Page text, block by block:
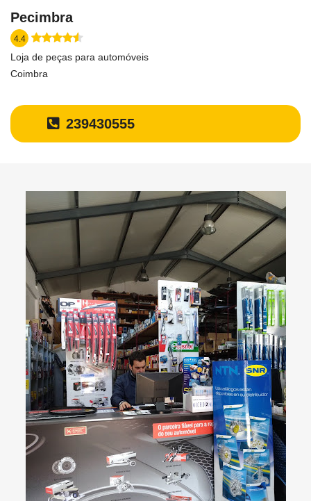
Pecimbra
4.4
Loja de peças para automóveis
Coimbra
239430555